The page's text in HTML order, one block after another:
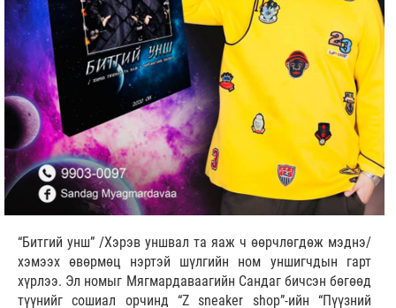
“Битгий унш” /Хэрэв уншвал та яаж ч өөрчлөгдөж мэднэ/
хэмээх өвөрмөц нэртэй шүлгийн ном уншигчдын гарт
хүрлээ. Эл номыг Мягмардаваагийн Сандаг бичсэн бөгөөд
түүнийг сошиал орчинд “Z sneaker shop”-ийн “Пүүзний